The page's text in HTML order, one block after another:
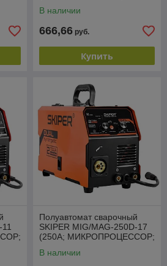
В наличии
666,66 руб.
Купить
Полуавтомат сварочный
SKIPER MIG/MAG-250D-17
(250А; МИКРОПРОЦЕССОР;
В наличии